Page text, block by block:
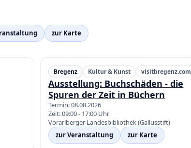
zur Karte
Bregenz Kultur & Kunst visitbregenz.com
Ausstellung: Buchschäden - die
Spuren der Zeit in Büchern
Termin: 08.08.2026
Zeit: 09:00 - 17:00 Uhr
Vorarlberger Landesbibliothek (Gallusstift)
zur Veranstaltung
zur Karte